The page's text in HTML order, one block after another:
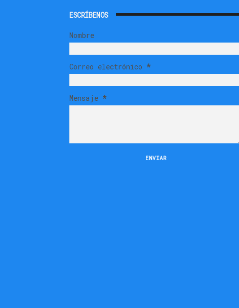
ESCRÍBENOS
Nombre
Correo electrónico *
Mensaje *